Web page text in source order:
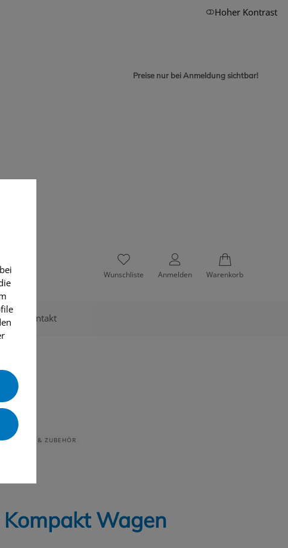
Preise nur bei Anmeldung sichtbar!
Hoher Kontrast
Wunschliste Anmelden Warenkorb
Kontakt
GERÄTE & ZUBEHÖR
Wagen